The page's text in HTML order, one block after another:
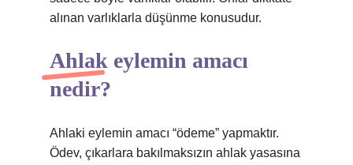
alınan varlıklarla düşünme konusudur.
Ahlak eylemin amacı
nedir?
Ahlaki eylemin amacı “ödeme” yapmaktır.
Ödev, çıkarlara bakılmaksızın ahlak yasasına